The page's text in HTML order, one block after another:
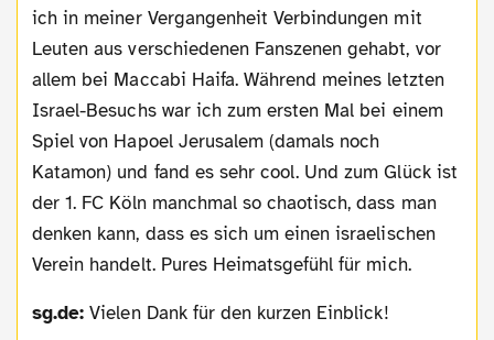
ich in meiner Vergangenheit Verbindungen mit
Leuten aus verschiedenen Fanszenen gehabt, vor
allem bei Maccabi Haifa. Während meines letzten
Israel-Besuchs war ich zum ersten Mal bei einem
Spiel von Hapoel Jerusalem (damals noch
Katamon) und fand es sehr cool. Und zum Glück ist
der 1. FC Köln manchmal so chaotisch, dass man
denken kann, dass es sich um einen israelischen
Verein handelt. Pures Heimatsgefühl für mich.
sg.de: Vielen Dank für den kurzen Einblick!